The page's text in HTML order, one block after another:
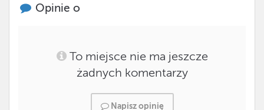
Opinie o
To miejsce nie ma jeszcze
żadnych komentarzy
Napisz opinię